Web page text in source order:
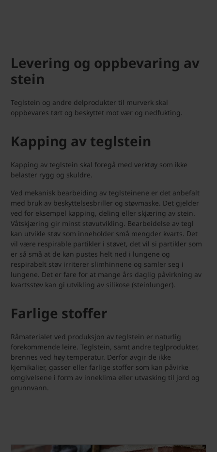
Levering og oppbevaring av
stein
Teglstein og andre delprodukter til murverk skal
oppbevares tørt og beskyttet mot vær og nedfukting.
Kapping av teglstein
Kapping av teglstein skal foregå med verktøy som ikke
belaster rygg og skuldre.
Ved mekanisk bearbeiding av teglsteinene er det anbefalt
med bruk av beskyttelsesbriller og støvmaske. Det gjelder
ved for eksempel kapping, deling eller skjæring av stein.
Våtskjæring gir minst støvutvikling. Bearbeidelse av tegl
kan utvikle støv som inneholder små mengder kvarts. Det
vil være respirable partikler i støvet, det vil si partikler som
er så små at de kan pustes helt ned i lungene og
respirabelt støv irriterer slimhinnene og samler seg i
lungene. Det er fare for at mange års daglig påvirkning av
kvartsstøv kan gi utvikling av silikose (steinlunger).
Farlige stoffer
Råmaterialet ved produksjon av teglstein er naturlig
forekommende leire. Teglstein, samt andre teglprodukter,
brennes ved høy temperatur. Derfor avgir de ikke
kjemikalier, gasser eller farlige stoffer som kan påvirke
omgivelsene i form av inneklima eller utvasking til jord og
grunnvann.